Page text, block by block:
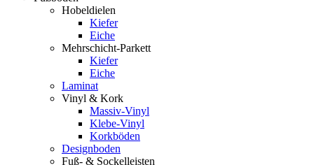
Hobeldielen
Kiefer
Eiche
Mehrschicht-Parkett
Kiefer
Eiche
Laminat
Vinyl & Kork
Massiv-Vinyl
Klebe-Vinyl
Korkböden
Designboden
Fuß- & Sockelleisten